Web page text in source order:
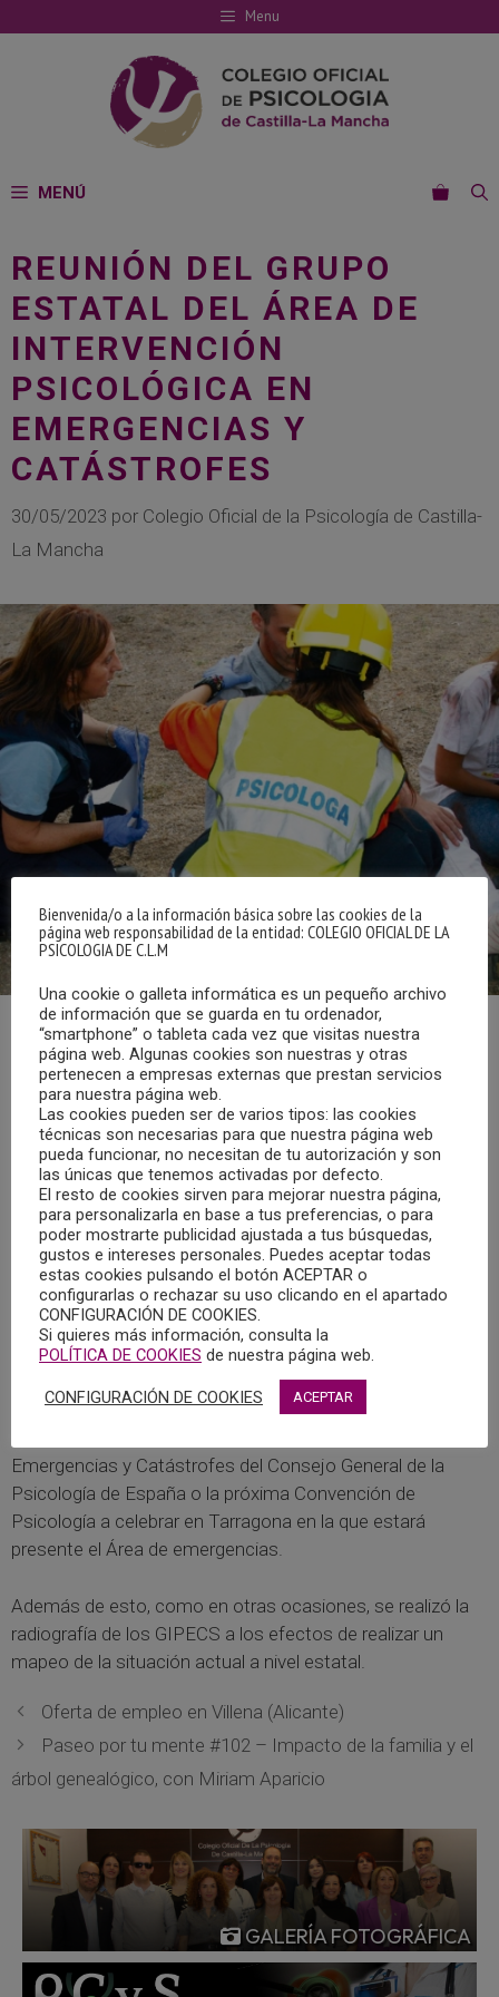
al
Menu
MENÚ
REUNIÓN DEL GRUPO
ESTATAL DEL ÁREA DE
INTERVENCIÓN
PSICOLÓGICA EN
EMERGENCIAS Y
CATÁSTROFES
30/05/2023 por Colegio Oficial de la Psicología de Castilla-
La Mancha
El sábado 20 de mayo se llevó a cabo la reunión estatal
del Área de Intervención Psicológica en Emergencias y
Catástrofes.
En esta reunión, muy intensa, se habló de diferentes
temas tales como información sobre las últimas
reuniones de la EFPA SC Disaster, Crisis and Trauma
Psychology; el congreso Europeo que se celebrará en julio
de Bristol; diferentes reuniones que se han tenido y se van
a tener en psicotrauma; o la nueva web que tendrá el
comité de la EFPA para así poder colgar y visibilizar todos
los trabajos y materiales que llevamos a cabo.
Otros temas fueron la propuesta de edición de una
Emergencias y Catástrofes del Consejo General de la
Psicología de España o la próxima Convención de
Psicología a celebrar en Tarragona en la que estará
presente el Área de emergencias.
Además de esto, como en otras ocasiones, se realizó la
radiografía de los GIPECS a los efectos de realizar un
mapeo de la situación actual a nivel estatal.
Oferta de empleo en Villena (Alicante)
Paseo por tu mente #102 – Impacto de la familia y el
árbol genealógico, con Miriam Aparicio
GALERÍA FOTOGRÁFICA
Bienvenida/o a la información básica sobre las cookies de la
página web responsabilidad de la entidad: COLEGIO OFICIAL DE LA
PSICOLOGIA DE C.L.M
Una cookie o galleta informática es un pequeño archivo
de información que se guarda en tu ordenador,
“smartphone” o tableta cada vez que visitas nuestra
página web. Algunas cookies son nuestras y otras
pertenecen a empresas externas que prestan servicios
para nuestra página web.
Las cookies pueden ser de varios tipos: las cookies
técnicas son necesarias para que nuestra página web
pueda funcionar, no necesitan de tu autorización y son
las únicas que tenemos activadas por defecto.
El resto de cookies sirven para mejorar nuestra página,
para personalizarla en base a tus preferencias, o para
poder mostrarte publicidad ajustada a tus búsquedas,
gustos e intereses personales. Puedes aceptar todas
estas cookies pulsando el botón ACEPTAR o
configurarlas o rechazar su uso clicando en el apartado
CONFIGURACIÓN DE COOKIES.
Si quieres más información, consulta la
POLÍTICA DE COOKIES de nuestra página web.
CONFIGURACIÓN DE COOKIES ACEPTAR